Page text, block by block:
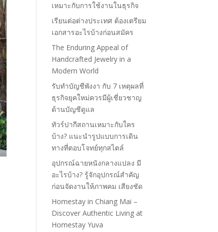
เหมาะกับการใช้งานในธุรกิจ
เรียนต่อต่างประเทศ ต้องเตรียม
เอกสารอะไรบ้างก่อนสมัคร
The Enduring Appeal of
Handcrafted Jewelry in a
Modern World
รับทำบัญชีพังงา กับ 7 เหตุผลที่
ธุรกิจยุคใหม่ควรมีผู้เชี่ยวชาญ
ด้านบัญชีดูแล
ทัวร์ปากีสถานเหมาะกับใคร
บ้าง? แนะนำรูปแบบการเดิน
ทางที่ตอบโจทย์ทุกสไตล์
อุปกรณ์ฉายหนังกลางแปลง มี
อะไรบ้าง? รู้จักอุปกรณ์สำคัญ
ก่อนจัดงานให้ภาพคม เสียงชัด
Homestay in Chiang Mai –
Discover Authentic Living at
Homestay Yuva